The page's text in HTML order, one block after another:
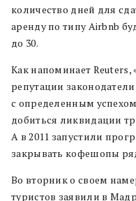
количество дней для
аренду по типу Airbnb
до 30.
Как напоминает Reuters,
репутации
с определенным
добиться ликвидации
А в 2011 запустили
закрывать кофешопы
Во вторник о своем
туристов заявили в